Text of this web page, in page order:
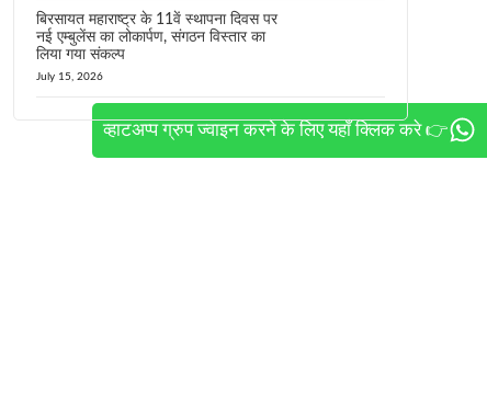
व्हाटअप्प ग्रुप ज्वाइन करने के लिए यहाँ क्लिक करे 👉
बिरसायत महाराष्ट्र के 11वें स्थापना दिवस पर
नई एम्बुलेंस का लोकार्पण, संगठन विस्तार का
लिया गया संकल्प
July 15, 2026